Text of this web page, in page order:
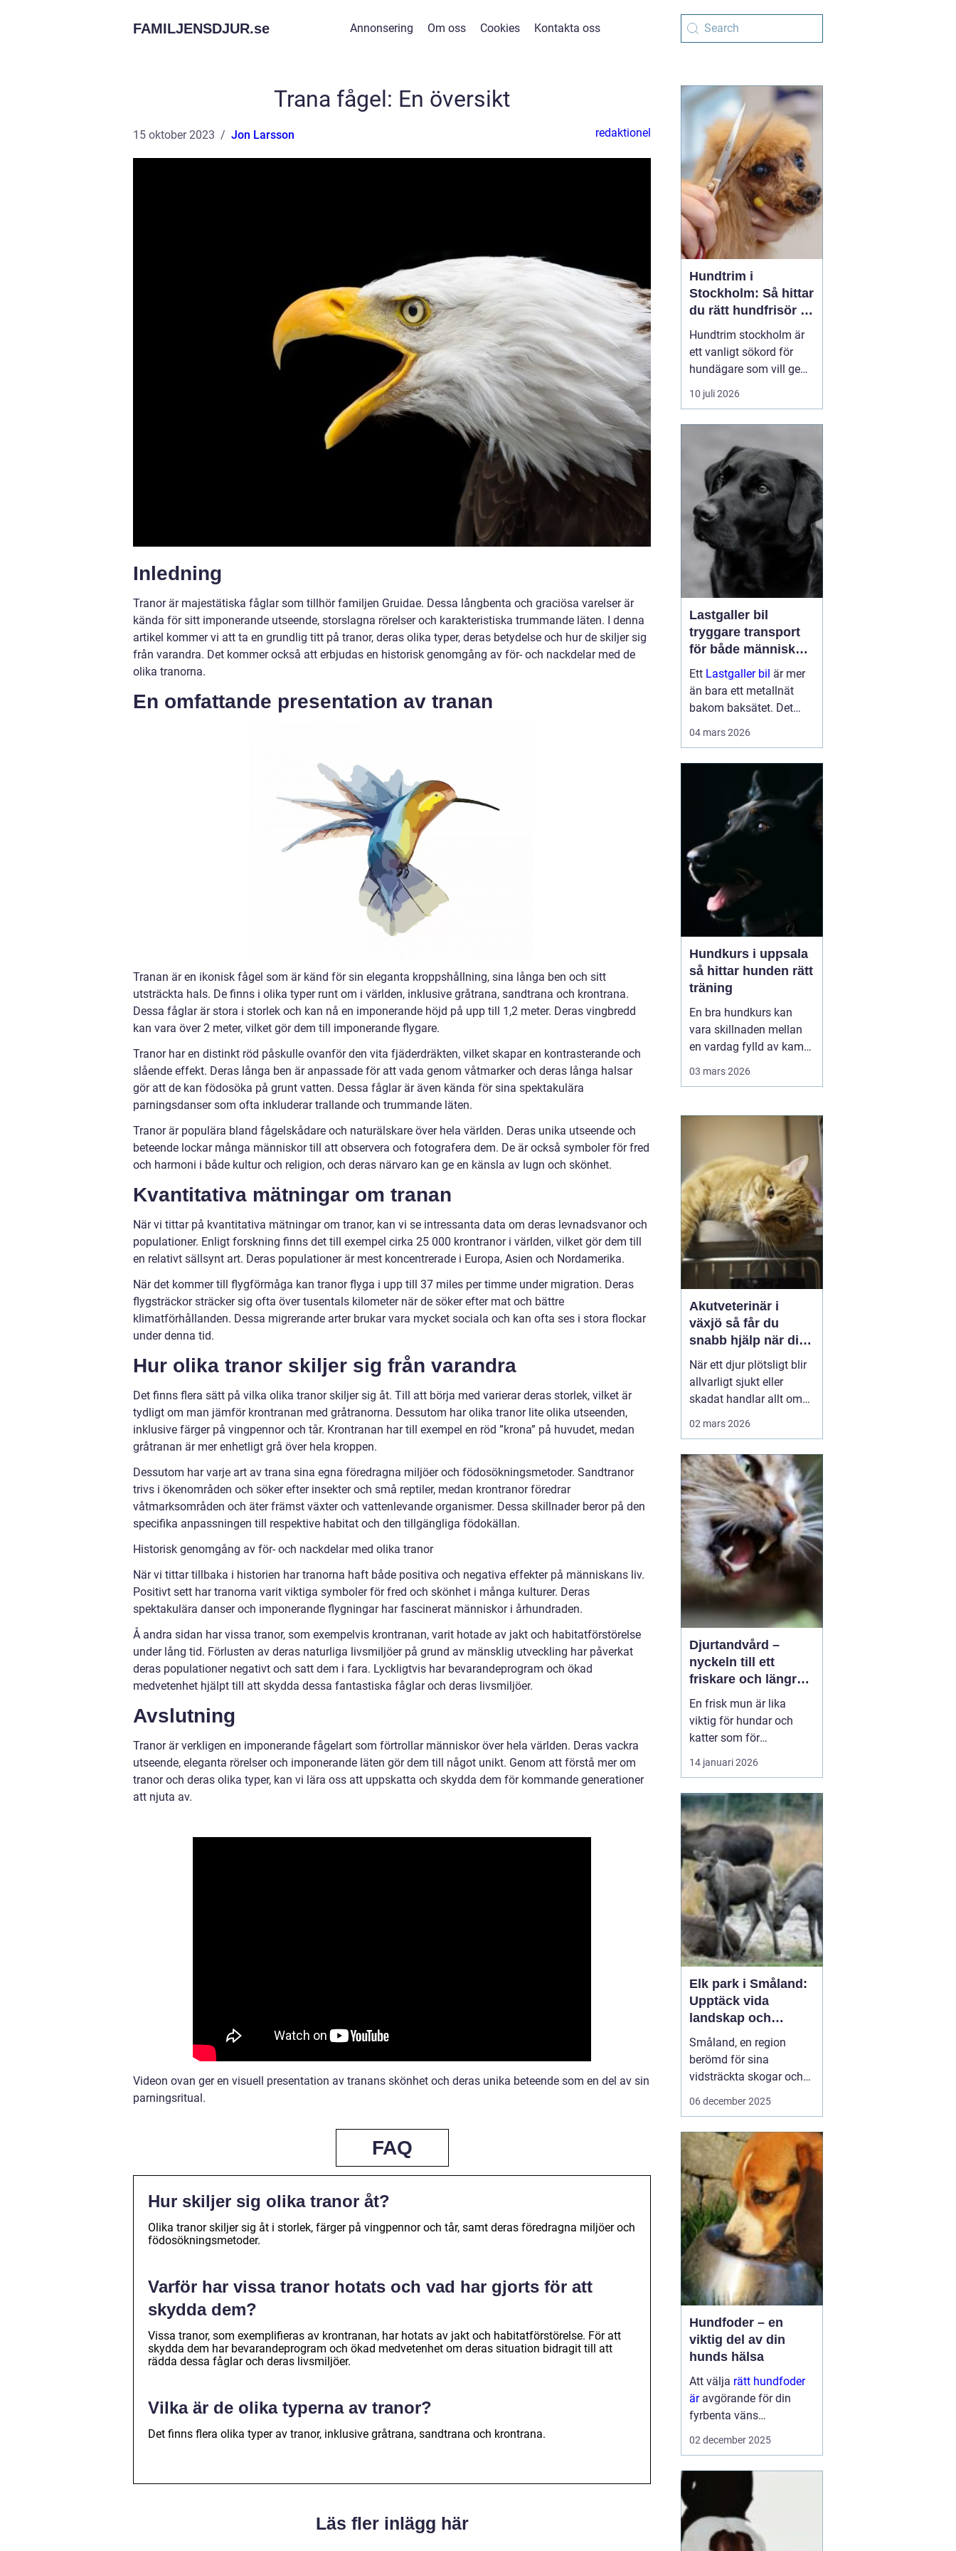
FAMILJENSDJUR.se Annonsering Om oss Cookies Kontakta oss
Trana fågel: En översikt
15 oktober 2023 Jon Larsson redaktionel
Inledning
Tranor är majestätiska fåglar som tillhör familjen Gruidae. Dessa långbenta och graciösa varelser är
kända för sitt imponerande utseende, storslagna rörelser och karakteristiska trummande läten. I denna
artikel kommer vi att ta en grundlig titt på tranor, deras olika typer, deras betydelse och hur de skiljer sig
från varandra. Det kommer också att erbjudas en historisk genomgång av för- och nackdelar med de
olika tranorna.
En omfattande presentation av tranan
Tranan är en ikonisk fågel som är känd för sin eleganta kroppshållning, sina långa ben och sitt
utsträckta hals. De finns i olika typer runt om i världen, inklusive gråtrana, sandtrana och krontrana.
Dessa fåglar är stora i storlek och kan nå en imponerande höjd på upp till 1,2 meter. Deras vingbredd
kan vara över 2 meter, vilket gör dem till imponerande flygare.
Tranor har en distinkt röd påskulle ovanför den vita fjäderdräkten, vilket skapar en kontrasterande och
slående effekt. Deras långa ben är anpassade för att vada genom våtmarker och deras långa halsar
gör att de kan födosöka på grunt vatten. Dessa fåglar är även kända för sina spektakulära
parningsdanser som ofta inkluderar trallande och trummande läten.
Tranor är populära bland fågelskådare och naturälskare över hela världen. Deras unika utseende och
beteende lockar många människor till att observera och fotografera dem. De är också symboler för fred
och harmoni i både kultur och religion, och deras närvaro kan ge en känsla av lugn och skönhet.
Kvantitativa mätningar om tranan
När vi tittar på kvantitativa mätningar om tranor, kan vi se intressanta data om deras levnadsvanor och
populationer. Enligt forskning finns det till exempel cirka 25 000 krontranor i världen, vilket gör dem till
en relativt sällsynt art. Deras populationer är mest koncentrerade i Europa, Asien och Nordamerika.
När det kommer till flygförmåga kan tranor flyga i upp till 37 miles per timme under migration. Deras
flygsträckor sträcker sig ofta över tusentals kilometer när de söker efter mat och bättre
klimatförhållanden. Dessa migrerande arter brukar vara mycket sociala och kan ofta ses i stora flockar
under denna tid.
Hur olika tranor skiljer sig från varandra
Det finns flera sätt på vilka olika tranor skiljer sig åt. Till att börja med varierar deras storlek, vilket är
tydligt om man jämför krontranan med gråtranorna. Dessutom har olika tranor lite olika utseenden,
inklusive färger på vingpennor och tår. Krontranan har till exempel en röd ”krona” på huvudet, medan
gråtranan är mer enhetligt grå över hela kroppen.
Dessutom har varje art av trana sina egna föredragna miljöer och födosökningsmetoder. Sandtranor
trivs i ökenområden och söker efter insekter och små reptiler, medan krontranor föredrar
våtmarksområden och äter främst växter och vattenlevande organismer. Dessa skillnader beror på den
specifika anpassningen till respektive habitat och den tillgängliga födokällan.
Historisk genomgång av för- och nackdelar med olika tranor
När vi tittar tillbaka i historien har tranorna haft både positiva och negativa effekter på människans liv.
Positivt sett har tranorna varit viktiga symboler för fred och skönhet i många kulturer. Deras
spektakulära danser och imponerande flygningar har fascinerat människor i århundraden.
Å andra sidan har vissa tranor, som exempelvis krontranan, varit hotade av jakt och habitatförstörelse
under lång tid. Förlusten av deras naturliga livsmiljöer på grund av mänsklig utveckling har påverkat
deras populationer negativt och satt dem i fara. Lyckligtvis har bevarandeprogram och ökad
medvetenhet hjälpt till att skydda dessa fantastiska fåglar och deras livsmiljöer.
Avslutning
Tranor är verkligen en imponerande fågelart som förtrollar människor över hela världen. Deras vackra
utseende, eleganta rörelser och imponerande läten gör dem till något unikt. Genom att förstå mer om
tranor och deras olika typer, kan vi lära oss att uppskatta och skydda dem för kommande generationer
att njuta av.
Videon ovan ger en visuell presentation av tranans skönhet och deras unika beteende som en del av sin
parningsritual.
FAQ
Hur skiljer sig olika tranor åt?
Olika tranor skiljer sig åt i storlek, färger på vingpennor och tår, samt deras föredragna miljöer och
födosökningsmetoder.
Varför har vissa tranor hotats och vad har gjorts för att
skydda dem?
Vissa tranor, som exemplifieras av krontranan, har hotats av jakt och habitatförstörelse. För att
skydda dem har bevarandeprogram och ökad medvetenhet om deras situation bidragit till att
rädda dessa fåglar och deras livsmiljöer.
Vilka är de olika typerna av tranor?
Det finns flera olika typer av tranor, inklusive gråtrana, sandtrana och krontrana.
Läs fler inlägg här
Hundtrim i
Stockholm: Så hittar
du rätt hundfrisör i
huvudstaden
Hundtrim stockholm är
ett vanligt sökord för
hundägare som vill ge
sin hund professionell
pälsvård i en trygg miljö.
kännas överväldigande,
men med rätt k...
10 juli 2026
Lastgaller bil
tryggare transport
för både människor
och hundar
Ett Lastgaller bil är mer
än bara ett metallnät
bakom baksätet. Det
passagerare och djur vid
kraftiga inbromsningar
eller kollis...
04 mars 2026
Hundkurs i uppsala
så hittar hunden rätt
träning
En bra hundkurs kan
vara skillnaden mellan
en vardag fylld av kamp
För många hundägare i
lära några kommandon,
utan om att byg...
03 mars 2026
Akutveterinär i
växjö så får du
snabb hjälp när ditt
djur blir sjukt
När ett djur plötsligt blir
allvarligt sjukt eller
skadat handlar allt om
gången en olycka
händer: Vem ska
kontaktas? Vad är
verkligen akut? Hur kan
man hjälpa sitt djur på
vägen in till kliniken? I
Väx...
02 mars 2026
Djurtandvård –
nyckeln till ett
friskare och längre
liv för hund och katt
En frisk mun är lika
viktig för hundar och
katter som för
människor. Ändå
hamnar tänderna ofta
attgöralistan när man
lever vardagsliv med sitt
djur. Fokus ligger gärna
p&arin...
14 januari 2026
Elk park i Småland:
Upptäck vida
landskap och
majestätiska älgar
Småland, en region
berömd för sina
vidsträckta skogar och
glittrande sjöar, har mer
väntar en speciell
upplevelse för dem som
vill se älgar i...
06 december 2025
Hundfoder – en
viktig del av din
hunds hälsa
Att välja rätt hundfoder
äravgörande för din
fyrbenta väns
välmående. En
02 december 2025